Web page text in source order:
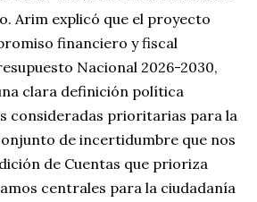
Arim explicó que el proyecto
financiero y fiscal
Nacional 2026-2030,
clara definición política
consideradas prioritarias para la
de incertidumbre que nos
de Cuentas que prioriza
centrales para la ciudadanía